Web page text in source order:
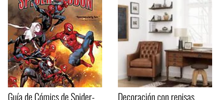
Guía de Cómics de Spider- Decoración con repisas